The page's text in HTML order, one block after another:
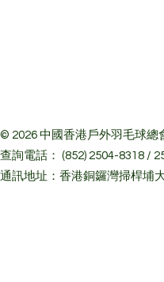
© 2026 中國香港戶外羽毛球總
查詢電話： (852) 2504-8318 /
通訊地址：香港銅鑼灣掃桿埔